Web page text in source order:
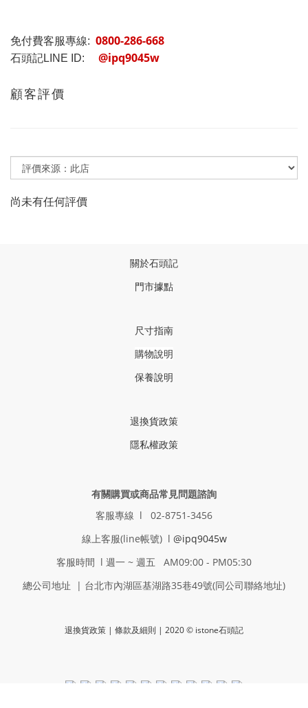
免付費客服專線: 0800-286-668
石頭記LINE ID: @ipq9045w
顧客評價
尚未有任何評價
關於石頭記
門市據點
尺寸指南
購物說明
保養說明
退換貨政策
隱私權政策
有關購買或商品常見問題諮詢
客服專線 l 02-8751-3456
線上客服(line帳號) l @ipq9045w
客服時間 l 週一 ~ 週五 AM09:00 - PM05:30
總公司地址 | 台北市內湖區基湖路35巷49號(同公司聯絡地址)
退換貨政策 | 條款及細則 | 2020 © istone石頭記